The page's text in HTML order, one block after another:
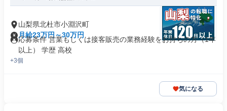
山梨県北杜市小淵沢町
月給23万円～30万円
応募条件 営業もしくは接客販売の業務経験をお持ちの方（1年
以上） 学歴 高校
+3個
気になる